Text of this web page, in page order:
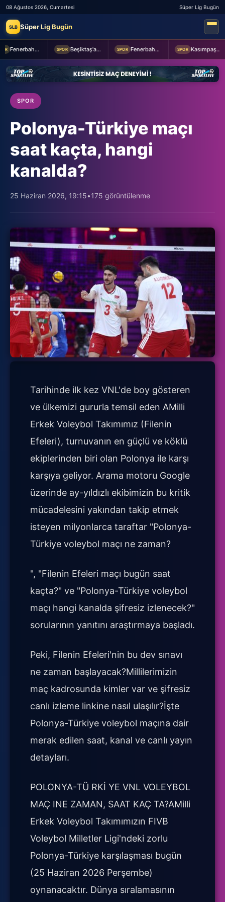
08 Ağustos 2026, Cumartesi Süper Lig Bugün
SLB Süper Lig Bugün
Fenerbahçe 2-0 Sturm Graz (MAÇTAN KARELER) SPOR Beşiktaş'a Youssouf Fofana transferinde müjdeli haber! SPOR Fenerbahçe Başkanı Aziz Yıldırım, Sturm Graz maçı öncesi takımı ziyaret etti SPOR Kasımpaşa ile Hull City hazırlık maçında berabere kaldı
SPOR
Polonya-Türkiye maçı
saat kaçta, hangi
kanalda?
25 Haziran 2026, 19:15•175 görüntülenme
Tarihinde ilk kez VNL'de boy gösteren
ve ülkemizi gururla temsil eden AMilli
Erkek Voleybol Takımımız (Filenin
Efeleri), turnuvanın en güçlü ve köklü
ekiplerinden biri olan Polonya ile karşı
karşıya geliyor. Arama motoru Google
üzerinde ay-yıldızlı ekibimizin bu kritik
mücadelesini yakından takip etmek
isteyen milyonlarca taraftar "Polonya-
Türkiye voleybol maçı ne zaman?
", "Filenin Efeleri maçı bugün saat
kaçta?" ve "Polonya-Türkiye voleybol
maçı hangi kanalda şifresiz izlenecek?"
sorularının yanıtını araştırmaya başladı.
Peki, Filenin Efeleri'nin bu dev sınavı
ne zaman başlayacak?Millilerimizin
maç kadrosunda kimler var ve şifresiz
canlı izleme linkine nasıl ulaşılır?İşte
Polonya-Türkiye voleybol maçına dair
merak edilen saat, kanal ve canlı yayın
detayları.
POLONYA-TÜ RKİ YE VNL VOLEYBOL
MAÇ INE ZAMAN, SAAT KAÇ TA?AMilli
Erkek Voleybol Takımımızın FIVB
Voleybol Milletler Ligi'ndeki zorlu
Polonya-Türkiye karşılaşması bugün
(25 Haziran 2026 Perşembe)
oynanacaktır. Dünya sıralamasının